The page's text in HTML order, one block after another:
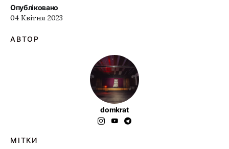
Опубліковано
04 Квітня 2023
АВТОР
domkrat
МІТКИ